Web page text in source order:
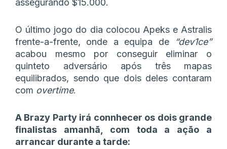
assegurando $15.000.
O último jogo do dia colocou Apeks e Astralis
frente-a-frente, onde a equipa de
“dev1ce”
acabou mesmo por conseguir eliminar o
quinteto adversário após três mapas
equilibrados, sendo que dois deles contaram
com overtime.
A Brazy Party irá connhecer os dois grande
finalistas amanhã, com toda a ação a
arrancar durante a tarde: